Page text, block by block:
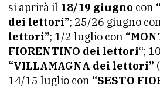
si aprirà il 18/19 giugno con
dei lettori”; 25/26 giugno
lettori”; 1/2 luglio con
FIORENTINO dei lettori“;
“VILLAMAGNA dei lettori”
14/15 luglio con “SESTO